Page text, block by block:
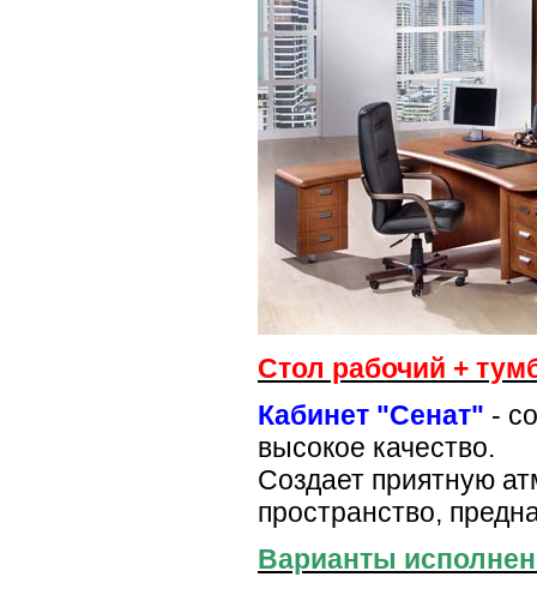
Стол рабочий +
Кабинет "Сенат" -
высокое качество.
Создает приятную
пространство,
Варианты